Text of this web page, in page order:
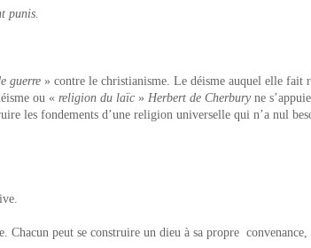
punis.
guerre » contre le christianisme. Le déisme auquel elle fait
ou « religion du laïc » Herbert de Cherburyne
les fondements d’une religion universelle qui n’a nul
Chacun peut se construire un dieu à sa propre